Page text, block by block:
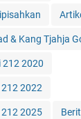
& Kang Tjahja
212 2020
212 2022
212 2025